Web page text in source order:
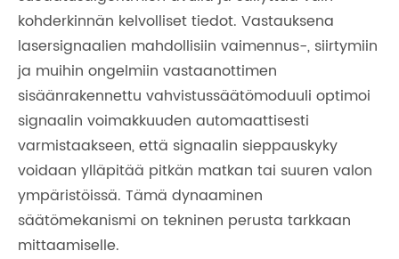
kohderkinnän kelvolliset tiedot. Vastauksena
lasersignaalien mahdollisiin vaimennus-, siirtymiin
ja muihin ongelmiin vastaanottimen
sisäänrakennettu vahvistussäätömoduuli optimoi
signaalin voimakkuuden automaattisesti
varmistaakseen, että signaalin sieppauskyky
voidaan ylläpitää pitkän matkan tai suuren valon
ympäristöissä. Tämä dynaaminen
säätömekanismi on tekninen perusta tarkkaan
mittaamiselle.